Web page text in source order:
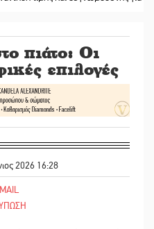
πιάτο: Οι
επιλογές
2026 16:28